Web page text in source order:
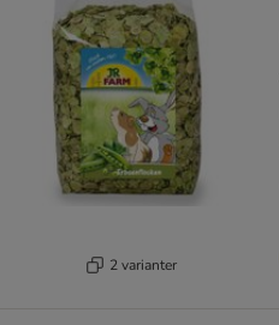
2 varianter